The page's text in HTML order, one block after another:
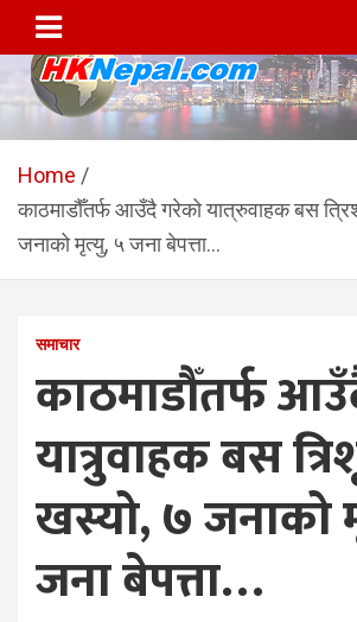
content
HKNepal.com –
सञ्चालित पहिलो नेपाली
पत्रिका
hknepal, hknepal.com, hk nepal, hk nepal com
Home
काठमाडौँतर्फ आउँदै गरेको यात्रुवाहक बस
जनाको मृत्यु, ५ जना बेपत्ता…
समाचार
काठमाडौँतर्फ
यात्रुवाहक बस
खस्यो, ७ जनाको
जना बेपत्ता…